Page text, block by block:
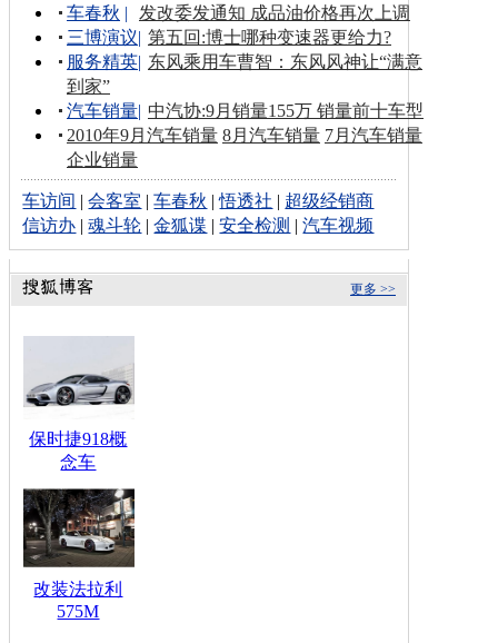
车春秋 |
发改委发通知 成品油价格再次上调
三博演议| 第五回:博士哪种变速器更给力?
服务精英| 东风乘用车曹智：东风风神让“满意
到家”
汽车销量| 中汽协:9月销量155万 销量前十车型
2010年9月汽车销量 8月汽车销量 7月汽车销量
企业销量
车访间 |会客室 |车春秋 |悟透社 | 超级经销商
信访办 |魂斗轮 |金狐谍 |安全检测 |汽车视频
更多 >>
保时捷918概
念车
改装法拉利
575M